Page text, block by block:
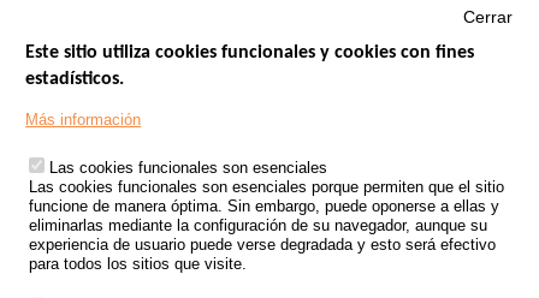
Footer
TRATAMIENTO DE DATOS PERSONALES PROCEDENTES DE
ACCIDENTES DE TRÁFICO
ESTUDIOS
CONVOCATORIA DE PROYECTOS DE ESTUDIOS
Cerrar
Este sitio utiliza cookies funcionales y cookies con fines
estadísticos.
Más información
Las cookies funcionales son esenciales
Las cookies funcionales son esenciales porque permiten que el sitio
funcione de manera óptima. Sin embargo, puede oponerse a ellas y
eliminarlas mediante la configuración de su navegador, aunque su
experiencia de usuario puede verse degradada y esto será efectivo
para todos los sitios que visite.